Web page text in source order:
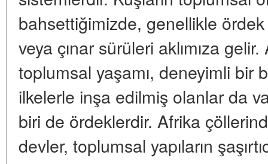
bahsettiğimizde, genellikle
veya çınar sürüleri aklımıza
toplumsal yaşamı, deneyimli bir
ilkelerle inşa edilmiş olanlar da
biri de ördeklerdir. Afrika
devler, toplumsal yapıların